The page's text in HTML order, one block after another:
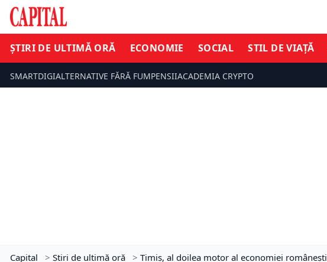
ȘTIRI DE ULTIMĂ ORĂ ECONOMIE SOCIAL STIL DE VIAȚĂ
SMARTDIGIALTERNATIVE FĂRĂ FUMPENSIIACADEMIA CRYPTO
Capital > Știri de ultimă oră > Timiș, al doilea motor al economiei românești